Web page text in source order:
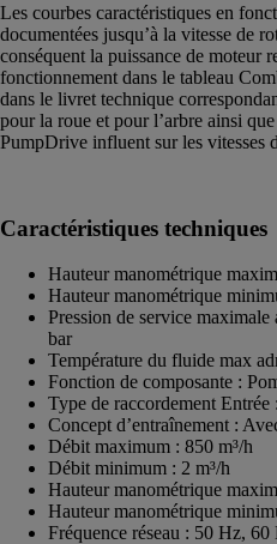
Les courbes caractéristiques en
documentées jusqu’à la vitesse de
conséquent la puissance de moteur
fonctionnement dans le tableau
dans le livret technique
pour la roue et pour l’arbre ainsi
PumpDrive influent sur les vitesses
Caractéristiques techniques
Hauteur manométrique
Hauteur manométrique
Pression de service
bar
Température du fluide max
Fonction de composante :
Type de raccordement Entrée
Concept d’entraînement :
Débit maximum : 850 m³/h
Débit minimum : 2 m³/h
Hauteur manométrique
Hauteur manométrique
Fréquence réseau : 50 Hz, 60